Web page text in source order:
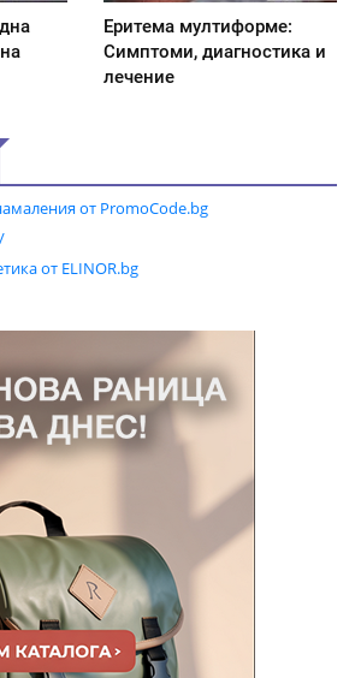
Еритема мултиформе:
Симптоми, диагностика и
лечение
от PromoCode.bg
от ELINOR.bg